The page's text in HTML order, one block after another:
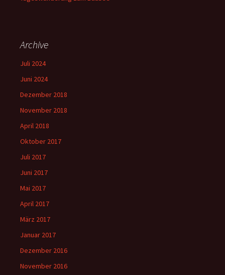
Archive
Juli 2024
Juni 2024
Dezember 2018
November 2018
April 2018
Oktober 2017
Juli 2017
Juni 2017
Mai 2017
April 2017
März 2017
Januar 2017
Dezember 2016
November 2016